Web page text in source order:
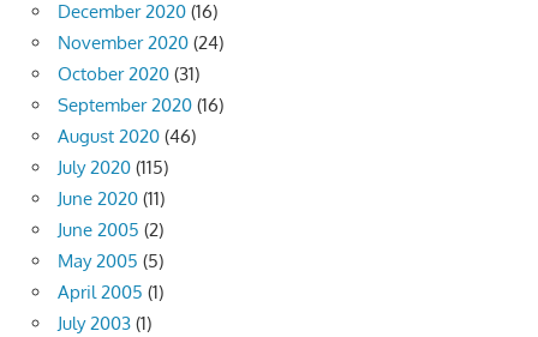
December 2020 (16)
November 2020 (24)
October 2020 (31)
September 2020 (16)
August 2020 (46)
July 2020 (115)
June 2020 (11)
June 2005 (2)
May 2005 (5)
April 2005 (1)
July 2003 (1)